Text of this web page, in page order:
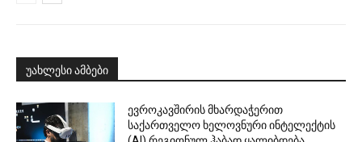
უახლესი ამბები
ევროკავშირის მხარდაჭერით
საქართველო ხელოვნური ინტელექტის